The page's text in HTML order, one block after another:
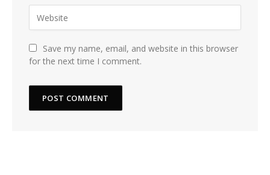
Save my name, email, and website in this browser
for the next time I comment.